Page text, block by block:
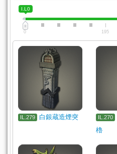
I.L0
0 195
IL.279 白銀蔵造煙突 IL.270
櫓